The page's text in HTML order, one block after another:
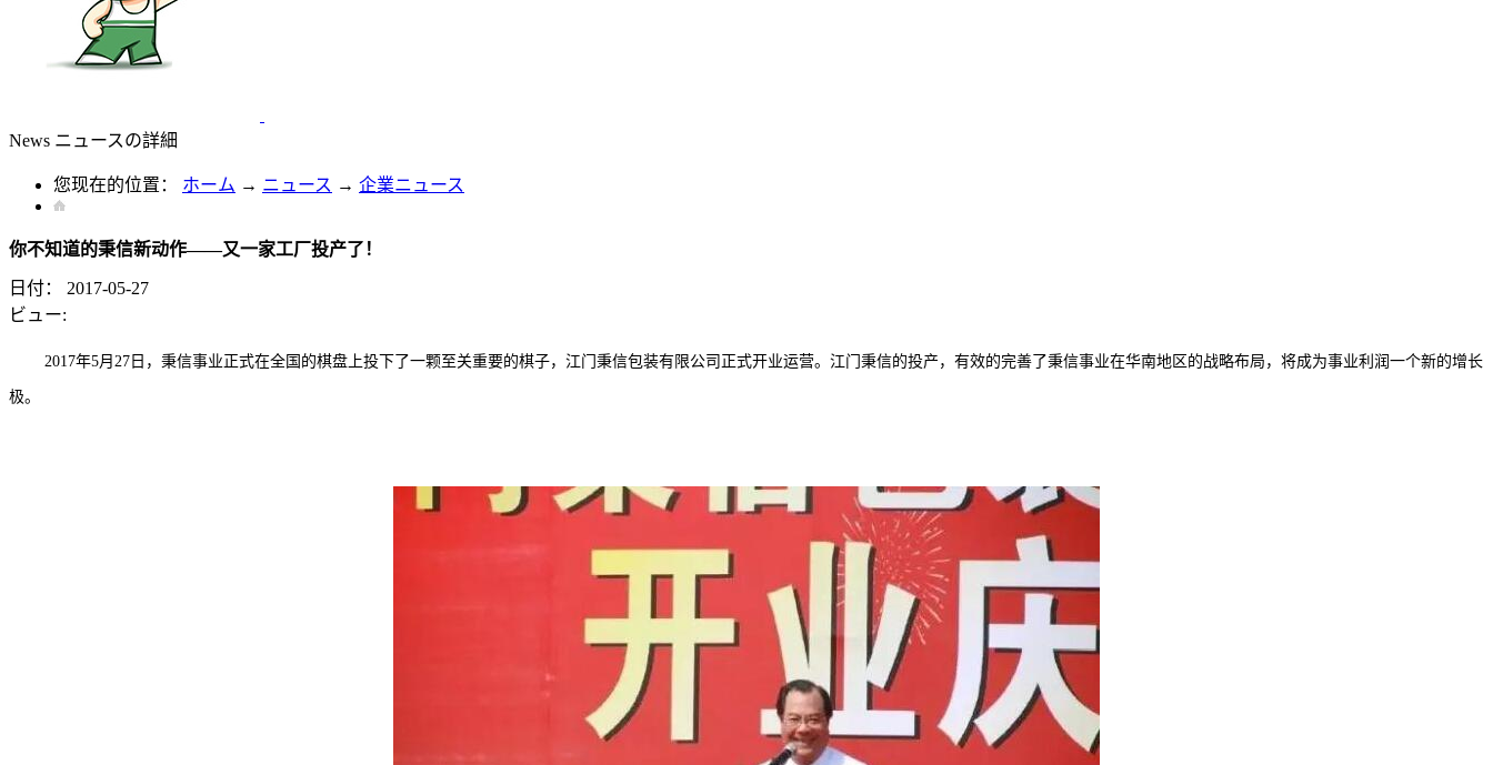
News ニュースの詳細
您现在的位置： ホーム → ニュース → 企業ニュース
你不知道的秉信新动作——又一家工厂投产了！
日付：
2017-05-27
ビュー:
2017年5月27日，秉信事业正式在全国的棋盘上投下了一颗至关重要的棋子，江门秉信包装有限公司正式开业运营。江门秉信的投产，有效的完善了秉信事业在华南地区的战略布局，将成为事业利润一个新的增长
极。